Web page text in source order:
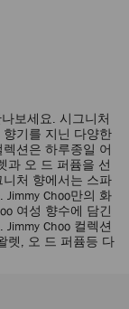
보세요. 시그니처
기를 지닌 다양한
션은 하루종일 어
과 오 드 퍼퓸을 선
처 향에서는 스파
Choo만의 화
여성 향수에 담긴
Choo 컬렉션
렛, 오 드 퍼퓸등 다